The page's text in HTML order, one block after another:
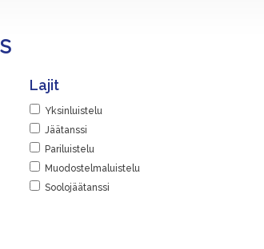
Lajit
Yksinluistelu
Jäätanssi
Pariluistelu
Muodostelmaluistelu
Soolojäätanssi